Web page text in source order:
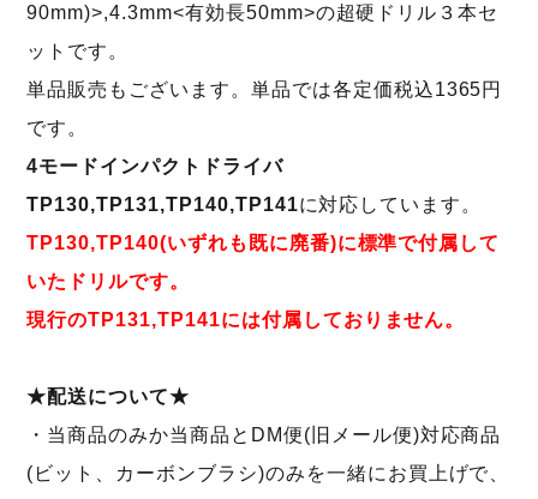
90mm)>,4.3mm<有効長50mm>の超硬ドリル３本セ
ットです。
単品販売もございます。単品では各定価税込1365円
です。
4モードインパクトドライバ
TP130,TP131,TP140,TP141に対応しています。
TP130,TP140(いずれも既に廃番)に標準で付属して
いたドリルです。
現行のTP131,TP141には付属しておりません。
★配送について★
・当商品のみか当商品とDM便(旧メール便)対応商品
(ビット、カーボンブラシ)のみを一緒にお買上げで、